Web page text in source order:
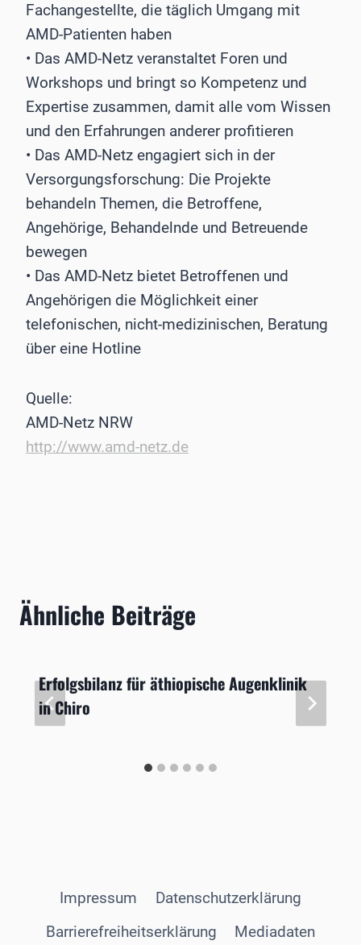
Fachangestellte, die täglich Umgang mit
AMD-Patienten haben
• Das AMD-Netz veranstaltet Foren und
Workshops und bringt so Kompetenz und
Expertise zusammen, damit alle vom Wissen
und den Erfahrungen anderer profitieren
• Das AMD-Netz engagiert sich in der
Versorgungsforschung: Die Projekte
behandeln Themen, die Betroffene,
Angehörige, Behandelnde und Betreuende
bewegen
• Das AMD-Netz bietet Betroffenen und
Angehörigen die Möglichkeit einer
telefonischen, nicht-medizinischen, Beratung
über eine Hotline
Quelle:
AMD-Netz NRW
http://www.amd-netz.de
Ähnliche Beiträge
Erfolgsbilanz für äthiopische Augenklinik
in Chiro
Impressum
Datenschutzerklärung
Barrierefreiheitserklärung
Mediadaten